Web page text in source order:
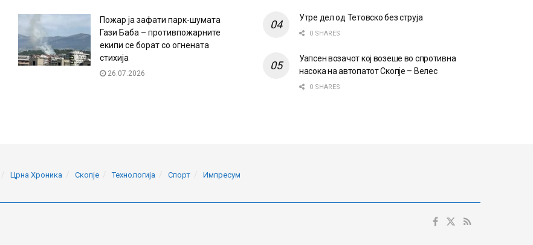
Пожар ја зафати парк-шумата
Гази Баба – противпожарните
екипи се борат со огнената
стихија
26.07.2026
Утре дел од Тетовско без струја
0 SHARES
Уапсен возачот кој возеше во спротивна
насока на автопатот Скопје – Велес
0 SHARES
Црна Хроника Скопје Технологија Спорт Импресум